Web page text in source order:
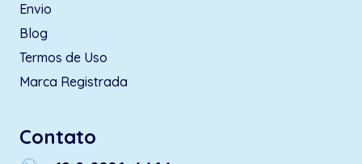
Envio
Blog
Termos de Uso
Marca Registrada
Contato